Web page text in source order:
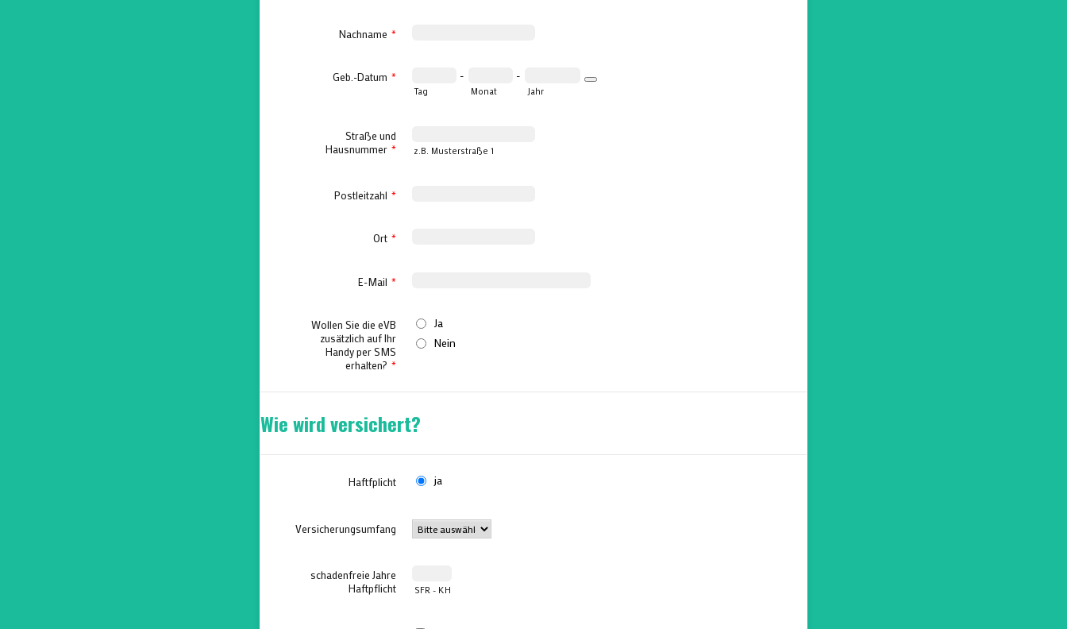
Nachname *
Geb.-Datum * -
Tag
-
Monat Jahr
Straße und
Hausnummer * z.B. Musterstraße 1
Postleitzahl *
Ort *
E-Mail *
Wollen Sie die eVB
zusätzlich auf Ihr
Handy per SMS
erhalten? *
Ja
Nein
Wie wird versichert?
Haftfplicht ja
Versicherungsumfang
schadenfreie Jahre
Haftpflicht
SFR - KH